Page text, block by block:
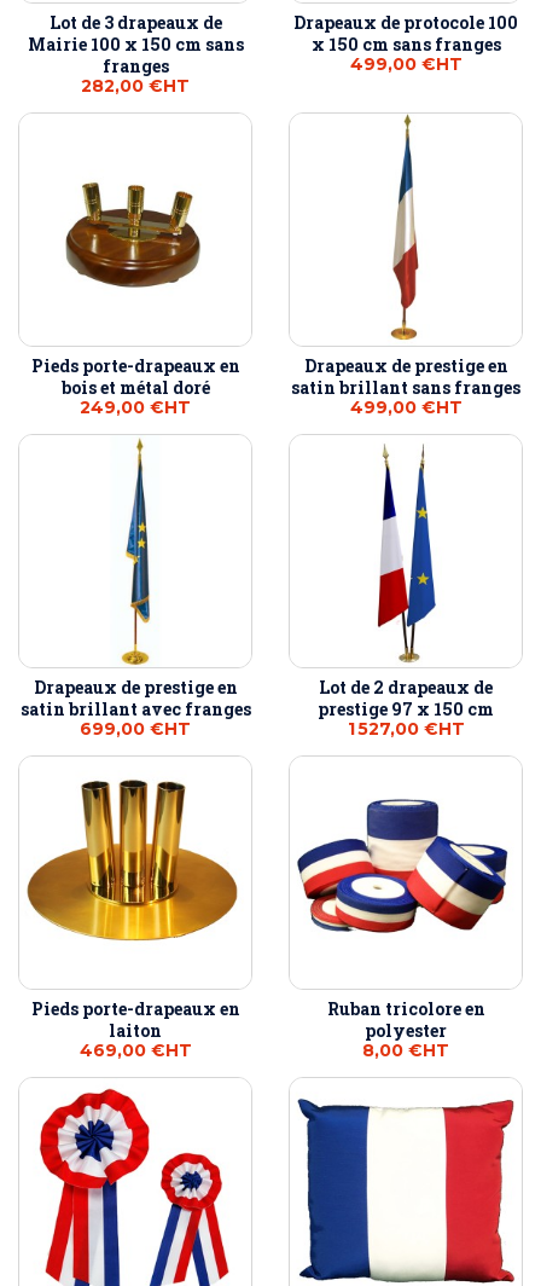
Lot de 3 drapeaux de
Mairie 100 x 150 cm sans
franges
282,00 €HT
Drapeaux de protocole 100
x 150 cm sans franges
499,00 €HT
Pieds porte-drapeaux en
bois et métal doré
249,00 €HT
Drapeaux de prestige en
satin brillant sans franges
499,00 €HT
Drapeaux de prestige en
satin brillant avec franges
699,00 €HT
Lot de 2 drapeaux de
prestige 97 x 150 cm
1 527,00 €HT
Pieds porte-drapeaux en
laiton
469,00 €HT
Ruban tricolore en
polyester
8,00 €HT